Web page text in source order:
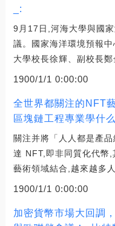
_:
9月17日,河海大學與國
議。國家海洋環境預報
大學校長徐輝、副校長
1900/1/1 0:00:00
全世界都關注的NFT
區塊鏈工程專業學什么
關注并將「人人都是產
達 NFT,即非同質化代幣
藝術領域結合,越來越多
1900/1/1 0:00:00
加密貨幣市場大回調